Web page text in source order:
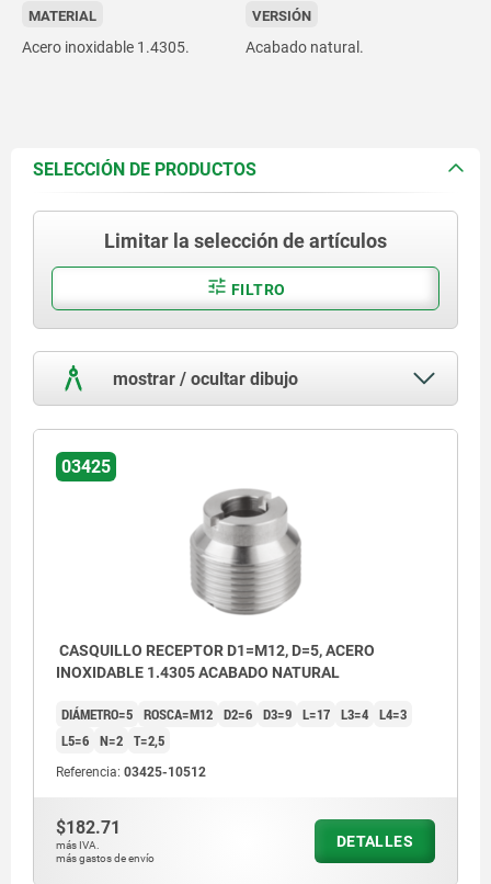
MATERIAL
Acero inoxidable 1.4305.
VERSIÓN
Acabado natural.
SELECCIÓN DE PRODUCTOS
Limitar la selección de artículos
FILTRO
mostrar / ocultar dibujo
03425
CASQUILLO RECEPTOR D1=M12, D=5, ACERO
INOXIDABLE 1.4305 ACABADO NATURAL
DIÁMETRO=5 ROSCA=M12 D2=6 D3=9 L=17 L3=4 L4=3
L5=6 N=2 T=2,5
Referencia: 03425-10512
$182.71
más IVA.
más gastos de envío
DETALLES